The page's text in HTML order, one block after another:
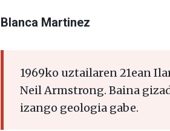
Blanca Martinez
1969ko uztailaren 21ean
Neil Armstrong. Baina
izango geologia gabe.